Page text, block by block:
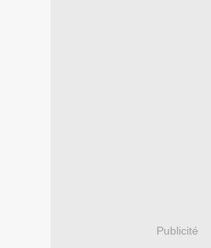
Publicité